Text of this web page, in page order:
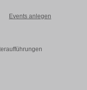
Events anlegen